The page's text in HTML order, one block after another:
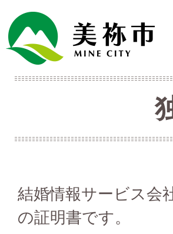
結婚情報サービス会
の証明書です。